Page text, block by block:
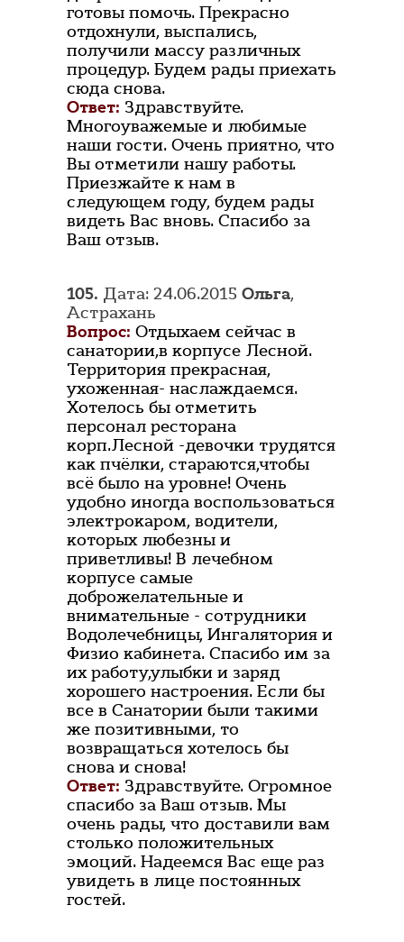
готовы помочь. Прекрасно
отдохнули, выспались,
получили массу различных
процедур. Будем рады приехать
сюда снова.
Ответ: Здравствуйте.
Многоуважемые и любимые
наши гости. Очень приятно, что
Вы отметили нашу работы.
Приезжайте к нам в
следующем году, будем рады
видеть Вас вновь. Спасибо за
Ваш отзыв.
105. Дата: 24.06.2015 Ольга,
Астрахань
Вопрос: Отдыхаем сейчас в
санатории,в корпусе Лесной.
Территория прекрасная,
ухоженная- наслаждаемся.
Хотелось бы отметить
персонал ресторана
корп.Лесной -девочки трудятся
как пчёлки, стараются,чтобы
всё было на уровне! Очень
удобно иногда воспользоваться
электрокаром, водители,
которых любезны и
приветливы! В лечебном
корпусе самые
доброжелательные и
внимательные - сотрудники
Водолечебницы, Ингалятория и
Физио кабинета. Спасибо им за
их работу,улыбки и заряд
хорошего настроения. Если бы
все в Санатории были такими
же позитивными, то
возвращаться хотелось бы
снова и снова!
Ответ: Здравствуйте. Огромное
спасибо за Ваш отзыв. Мы
очень рады, что доставили вам
столько положительных
эмоций. Надеемся Вас еще раз
увидеть в лице постоянных
гостей.